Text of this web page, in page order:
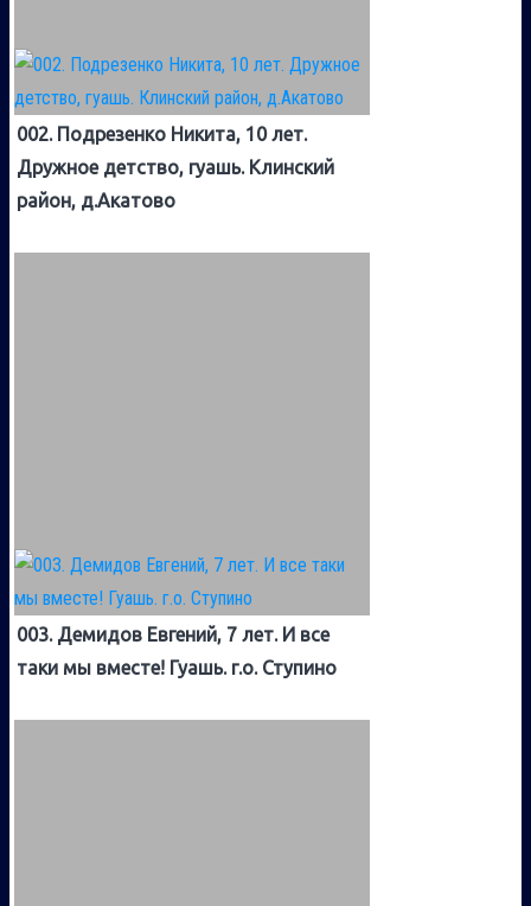
002. Подрезенко Никита, 10 лет.
Дружное детство, гуашь. Клинский
район, д.Акатово
003. Демидов Евгений, 7 лет. И все
таки мы вместе! Гуашь. г.о. Ступино